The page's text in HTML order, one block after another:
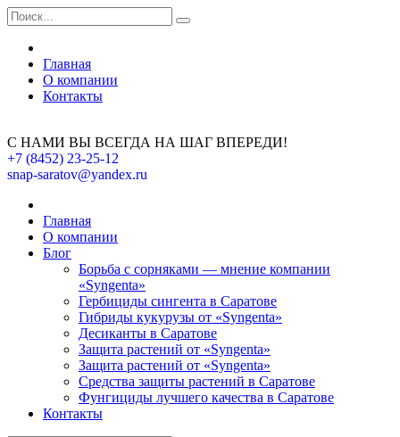
Главная
О компании
Контакты
С НАМИ ВЫ ВСЕГДА НА ШАГ ВПЕРЕДИ!
+7 (8452) 23-25-12
snap-saratov@yandex.ru
Главная
О компании
Блог
Борьба с сорняками — мнение компании
«Syngenta»
Гербициды сингента в Саратове
Гибриды кукурузы от «Syngenta»
Десиканты в Саратове
Защита растений от «Syngenta»
Защита растений от «Syngenta»
Средства защиты растений в Саратове
Фунгициды лучшего качества в Саратове
Контакты